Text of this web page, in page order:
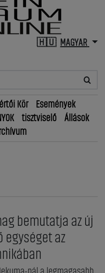
MAGYAR
Kör
Események
tisztviselő
Állások
bemutatja az új
egységet az